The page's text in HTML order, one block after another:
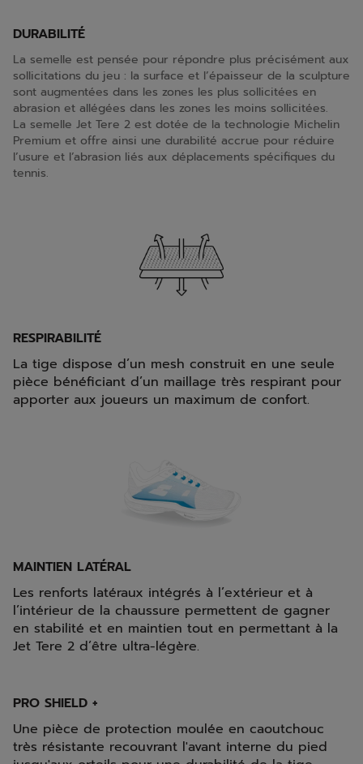
DURABILITÉ
La semelle est pensée pour répondre plus précisément aux
sollicitations du jeu : la surface et l’épaisseur de la sculpture
sont augmentées dans les zones les plus sollicitées en
abrasion et allégées dans les zones les moins sollicitées.
La semelle Jet Tere 2 est dotée de la technologie Michelin
Premium et offre ainsi une durabilité accrue pour réduire
l’usure et l’abrasion liés aux déplacements spécifiques du
tennis.
RESPIRABILITÉ
La tige dispose d’un mesh construit en une seule
pièce bénéficiant d’un maillage très respirant pour
apporter aux joueurs un maximum de confort.
MAINTIEN LATÉRAL
Les renforts latéraux intégrés à l’extérieur et à
l’intérieur de la chaussure permettent de gagner
en stabilité et en maintien tout en permettant à la
Jet Tere 2 d’être ultra-légère.
PRO SHIELD +
Une pièce de protection moulée en caoutchouc
très résistante recouvrant l'avant interne du pied